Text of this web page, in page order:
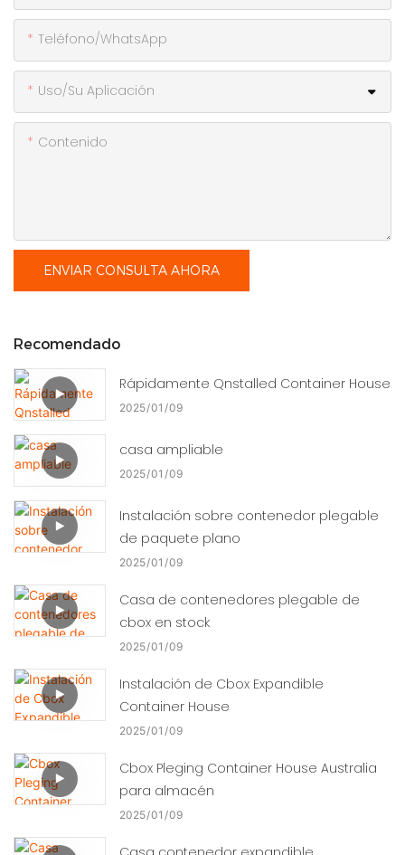
Teléfono/WhatsApp
Uso/Su Aplicación
Contenido
ENVIAR CONSULTA AHORA
Recomendado
Rápidamente Qnstalled Container House
2025 01 09
casa ampliable
2025 01 09
Instalación sobre contenedor plegable
de paquete plano
2025 01 09
Casa de contenedores plegable de
cbox en stock
2025 01 09
Instalación de Cbox Expandible
Container House
2025 01 09
Cbox Pleging Container House Australia
para almacén
2025 01 09